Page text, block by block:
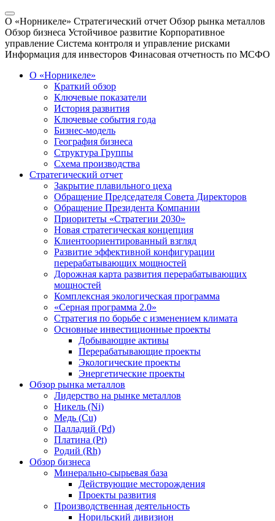
О «Норникеле» Стратегический отчет Обзор рынка металлов
Обзор бизнеса Устойчивое развитие Корпоративное
управление Система контроля и управление рисками
Информация для инвесторов Финасовая отчетность по МСФО
О «Норникеле»
Краткий обзор
Ключевые показатели
История развития
Ключевые события года
Бизнес-модель
География бизнеса
Структура Группы
Схема производства
Стратегический отчет
Закрытие плавильного цеха
Обращение Председателя Совета Директоров
Обращение Президента Компании
Приоритеты «Стратегии 2030»
Новая стратегическая концепция
Клиентоориентированный взгляд
Развитие эффективной конфигурации
перерабатывающих мощностей
Дорожная карта развития перерабатывающих
мощностей
Комплексная экологическая программа
«Серная программа 2.0»
Стратегия по борьбе с изменением климата
Основные инвестиционные проекты
Добывающие активы
Перерабатывающие проекты
Экологические проекты
Энергетические проекты
Обзор рынка металлов
Лидерство на рынке металлов
Никель (Ni)
Медь (Cu)
Палладий (Pd)
Платина (Pt)
Родий (Rh)
Обзор бизнеса
Минерально-сырьевая база
Действующие месторождения
Проекты развития
Производственная деятельность
Норильский дивизион